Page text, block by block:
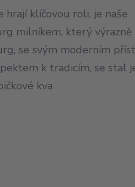
hrají klíčovou roli, je naše
milníkem, který výrazně
se svým moderním
k tradicím, se stal
kva